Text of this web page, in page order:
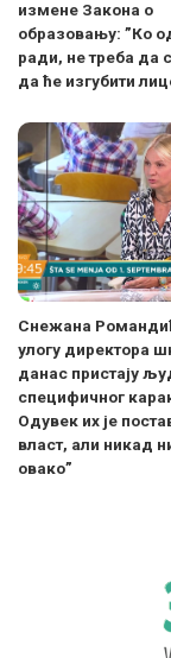
измене Закона о
образовању: ”Ко
ради, не треба да
да ће изгубити
Снежана
улогу директора
данас пристају
специфичног
Одувек их је
власт, али никад
овако”